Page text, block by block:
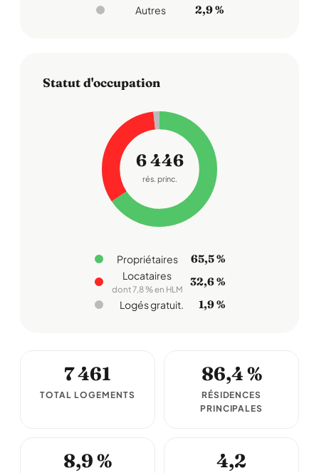
Autres 2,9 %
Statut d'occupation
6 446
rés. princ.
Propriétaires 65,5 %
Locataires
dont 7,8 % en HLM
32,6 %
Logés gratuit. 1,9 %
7 461
TOTAL LOGEMENTS
86,4 %
RÉSIDENCES
PRINCIPALES
8,9 % 4,2